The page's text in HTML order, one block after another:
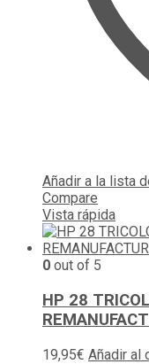
Añadir a la lista
Compare
Vista rápida
0 out of 5
HP 28
19,95€ Añadir al